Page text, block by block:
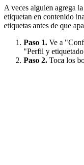
A veces alguien agrega
etiquetan en contenido
etiquetas antes de que
Paso 1. Ve a
"Perfil y
Paso 2. Toca los